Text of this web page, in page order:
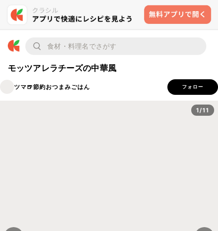
モッツアレラチーズの中華風
ツマ🍺節約おつまみごはん フォロー
1/11